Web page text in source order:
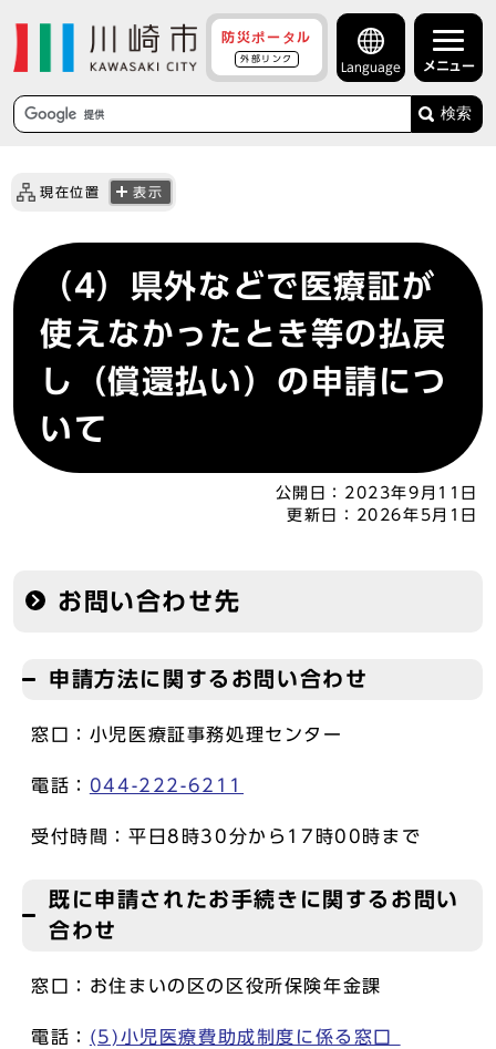
防災ポータル
外部リンク
Language メニュー
検索
現在位置 表示
（4）県外などで医療証が
使えなかったとき等の払戻
し（償還払い）の申請につ
いて
公開日： 2023年9月11日
更新日：
2026年5月1日
お問い合わせ先
申請方法に関するお問い合わせ
窓口：小児医療証事務処理センター
電話： 044-222-6211
受付時間：平日8時30分から17時00時まで
既に申請されたお手続きに関するお問い
合わせ
窓口：お住まいの区の区役所保険年金課
電話： (5)小児医療費助成制度に係る窓口